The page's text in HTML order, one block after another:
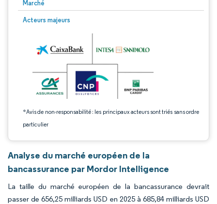
Marché
Acteurs majeurs
*Avis de non-responsabilité : les principaux acteurs sont triés sans ordre
particulier
Image © Mordor Intelligence. La réutilisation nécessite une attribution sous CC
Analyse du marché européen de la
bancassurance par Mordor Intelligence
La taille du marché européen de la bancassurance devrait
passer de 656,25 milliards USD en 2025 à 685,84 milliards USD